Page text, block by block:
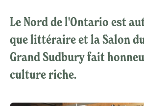
Le Nord de l'Ontario est
que littéraire et la Salon
Grand Sudbury fait
culture riche.